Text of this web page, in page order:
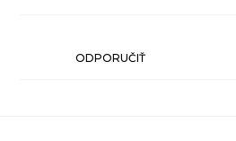
ODPORUČIŤ